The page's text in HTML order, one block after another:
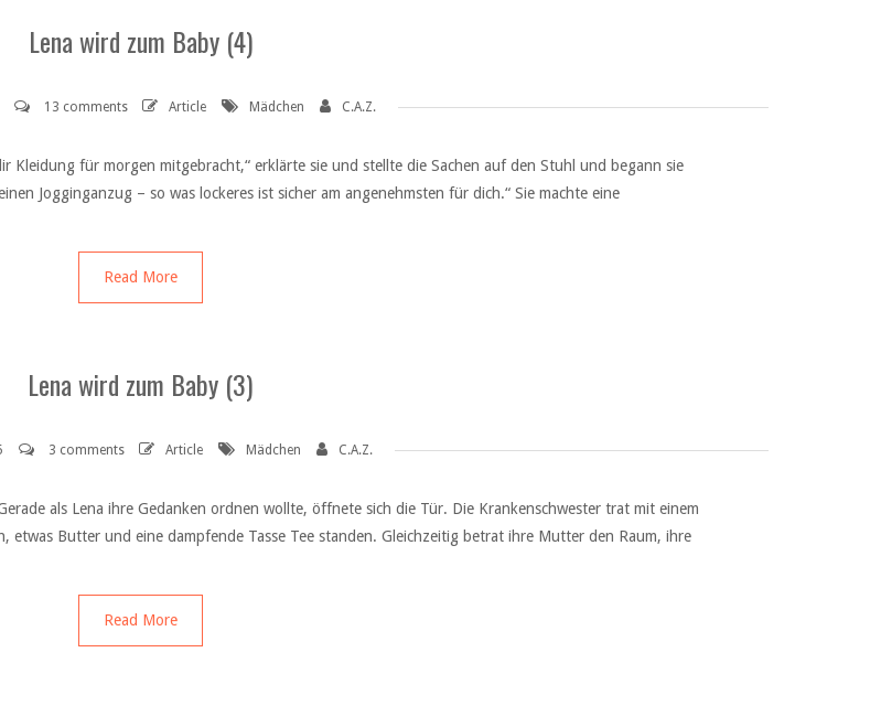
Lena wird zum Baby (4)
13 comments Article Mädchen C.A.Z.
Kleidung für morgen mitgebracht,“ erklärte sie und stellte die Sachen auf den Stuhl und begann sie
Jogginganzug – so was lockeres ist sicher am angenehmsten für dich.“ Sie machte eine
Read More
Lena wird zum Baby (3)
3 comments Article Mädchen C.A.Z.
als Lena ihre Gedanken ordnen wollte, öffnete sich die Tür. Die Krankenschwester trat mit einem
Butter und eine dampfende Tasse Tee standen. Gleichzeitig betrat ihre Mutter den Raum, ihre
Read More